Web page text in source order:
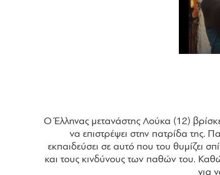
Ο Έλληνας μετανάστης Λούκα (12)
να επιστρέψει στην πατρίδα της.
εκπαιδεύσει σε αυτό που του θυμίζει
και τους κινδύνους των παθών του.
για